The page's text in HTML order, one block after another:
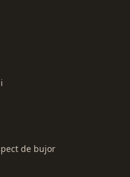
de bujor